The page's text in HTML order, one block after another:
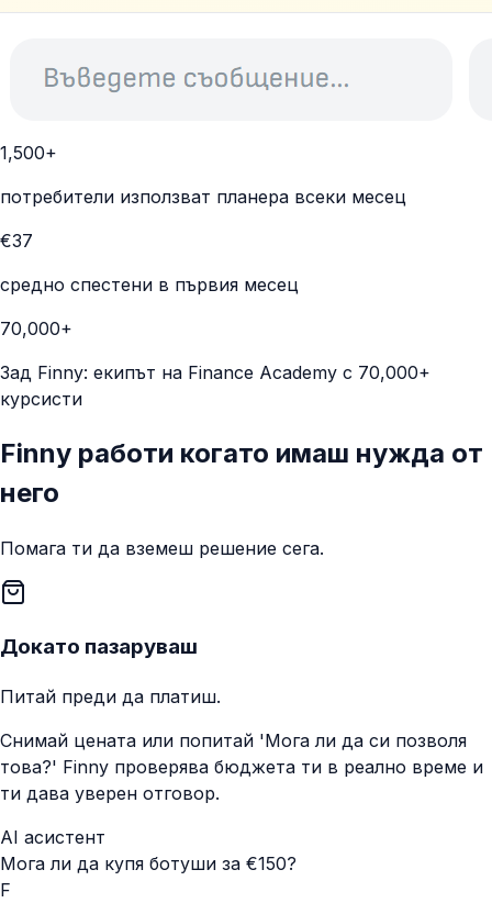
1,500+
потребители използват планера всеки месец
€37
средно спестени в първия месец
70,000+
Зад Finny: екипът на Finance Academy с 70,000+
курсисти
Finny работи когато имаш нужда от
него
Помага ти да вземеш решение сега.
Докато пазаруваш
Питай преди да платиш.
Снимай цената или попитай 'Мога ли да си позволя
това?' Finny проверява бюджета ти в реално време и
ти дава уверен отговор.
AI асистент
Мога ли да купя ботуши за €150?
F